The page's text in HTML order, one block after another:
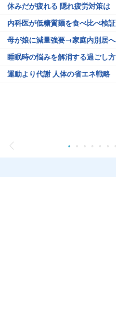
休みだが疲れる 隠れ疲労対策は
内科医が低糖質麺を食べ比べ検証
母が娘に減量強要→家庭内別居へ
睡眠時の悩みを解消する過ごし方
運動より代謝 人体の省エネ戦略